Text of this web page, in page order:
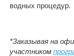
водных процедур.
*Заказывая на
участником